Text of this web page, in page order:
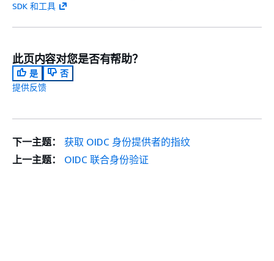
SDK 和工具
此页内容对您是否有帮助？
是
否
提供反馈
下一主题：
获取 OIDC 身份提供者的指纹
上一主题：
OIDC 联合身份验证